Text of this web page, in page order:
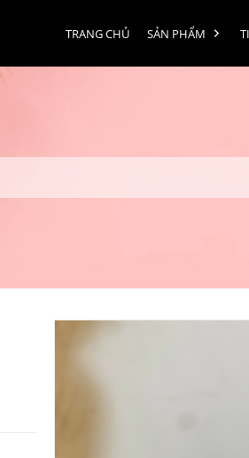
TRANG CHỦ SẢN PHẨM